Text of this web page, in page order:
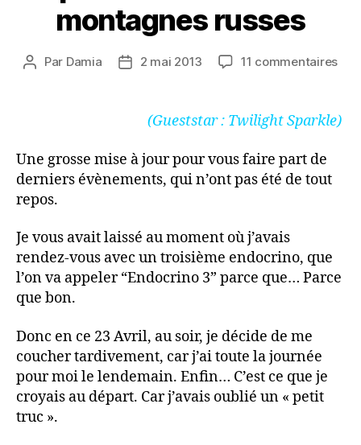
montagnes russes
Auteur
Par Damia
Date2 mai 2013 11 commentairessur
(Gueststar : Twilight Sparkle)
Une grosse mise à jour pour vous faire part de
derniers évènements, qui n’ont pas été de tout
repos.
Je vous avait laissé au moment où j’avais
rendez-vous avec un troisième endocrino, que
l’on va appeler “Endocrino 3” parce que… Parce
que bon.
Donc en ce 23 Avril, au soir, je décide de me
coucher tardivement, car j’ai toute la journée
pour moi le lendemain. Enfin… C’est ce que je
croyais au départ. Car j’avais oublié un « petit
truc ».